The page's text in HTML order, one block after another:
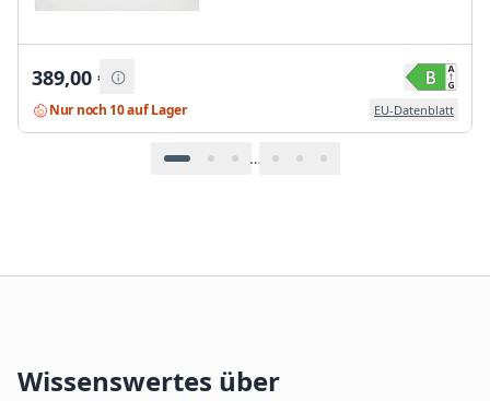
389,00 €
Nur noch 10 auf Lager EU-Datenblatt
…
Wissenswertes über